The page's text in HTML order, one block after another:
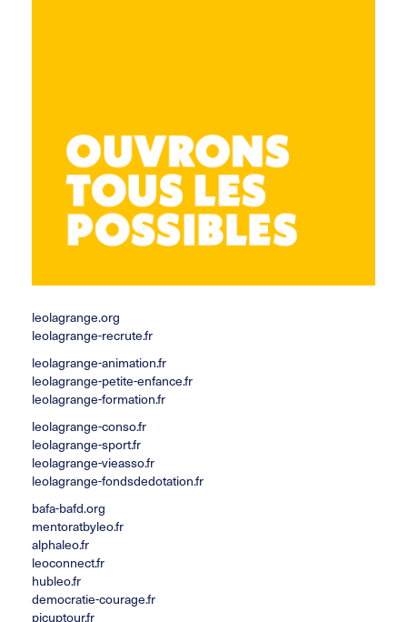
accueil.csf@leolagrange.org
leolagrange.org
leolagrange-recrute.fr
leolagrange-animation.fr
leolagrange-petite-enfance.fr
leolagrange-formation.fr
leolagrange-conso.fr
leolagrange-sport.fr
leolagrange-vieasso.fr
leolagrange-fondsdedotation.fr
bafa-bafd.org
mentoratbyleo.fr
alphaleo.fr
leoconnect.fr
hubleo.fr
democratie-courage.fr
picuptour.fr